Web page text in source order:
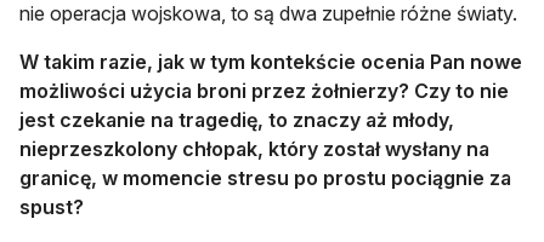
nie operacja wojskowa, to są dwa zupełnie różne światy.
W takim razie, jak w tym kontekście ocenia Pan nowe
możliwości użycia broni przez żołnierzy? Czy to nie
jest czekanie na tragedię, to znaczy aż młody,
nieprzeszkolony chłopak, który został wysłany na
granicę, w momencie stresu po prostu pociągnie za
spust?